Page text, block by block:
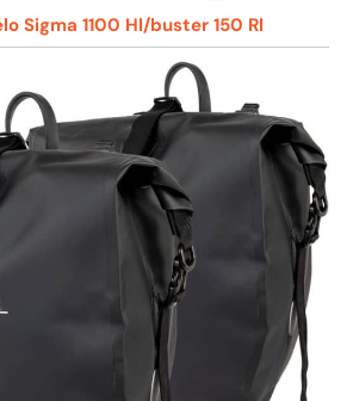
Sigma 1100 Hl/buster 150 Rl